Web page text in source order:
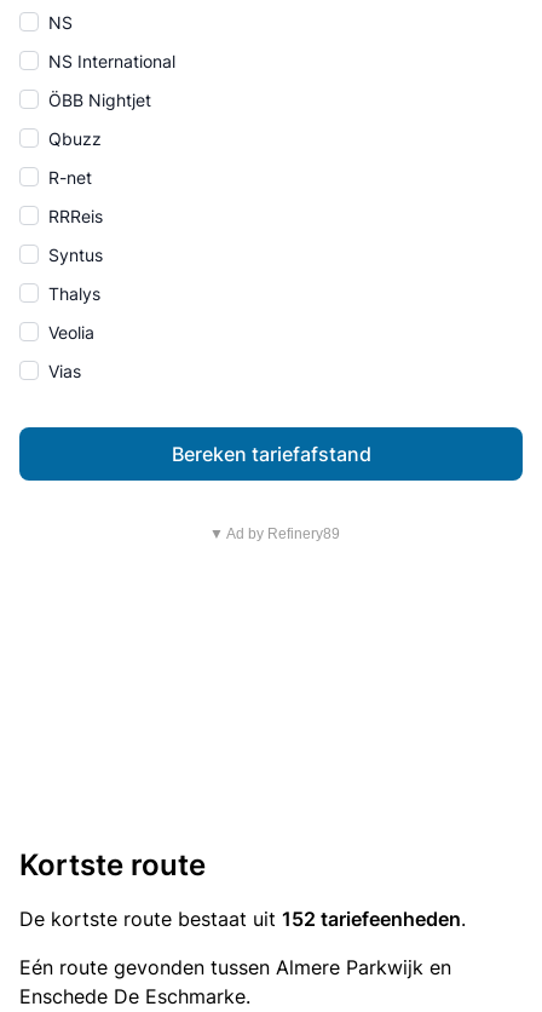
NS
NS International
ÖBB Nightjet
Qbuzz
R-net
RRReis
Syntus
Thalys
Veolia
Vias
Bereken tariefafstand
▼ Ad by Refinery89
Kortste route
De kortste route bestaat uit 152 tariefeenheden.
Eén route gevonden tussen Almere Parkwijk en
Enschede De Eschmarke.